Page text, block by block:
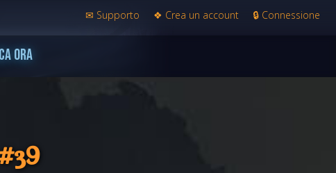
🔒Connessione
❖ Crea un account
✉ Supporto
ORA